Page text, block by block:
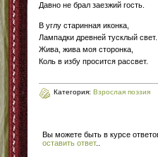
Давно не брал заезжий гость.
В углу старинная иконка,
Лампадки древней тусклый свет.
Жива, жива моя сторонка,
Коль в избу просится рассвет.
Категория: Взрослая поэзия
Вы можете быть в курсе
оставить ответ.